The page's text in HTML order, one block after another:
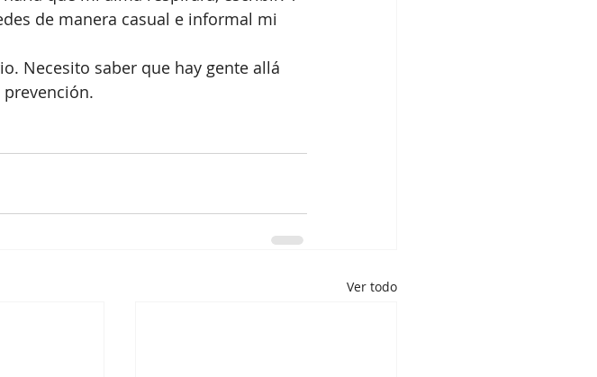
de manera casual e informal mi
Necesito saber que hay gente allá
Ver todo